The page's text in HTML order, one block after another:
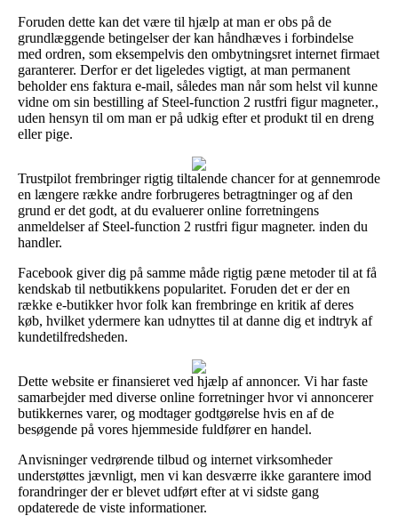
Foruden dette kan det være til hjælp at man er obs på de
grundlæggende betingelser der kan håndhæves i forbindelse
med ordren, som eksempelvis den ombytningsret internet firmaet
garanterer. Derfor er det ligeledes vigtigt, at man permanent
beholder ens faktura e-mail, således man når som helst vil kunne
vidne om sin bestilling af Steel-function 2 rustfri figur magneter.,
uden hensyn til om man er på udkig efter et produkt til en dreng
eller pige.
Trustpilot frembringer rigtig tiltalende chancer for at gennemrode
en længere række andre forbrugeres betragtninger og af den
grund er det godt, at du evaluerer online forretningens
anmeldelser af Steel-function 2 rustfri figur magneter. inden du
handler.
Facebook giver dig på samme måde rigtig pæne metoder til at få
kendskab til netbutikkens popularitet. Foruden det er der en
række e-butikker hvor folk kan frembringe en kritik af deres
køb, hvilket ydermere kan udnyttes til at danne dig et indtryk af
kundetilfredsheden.
Dette website er finansieret ved hjælp af annoncer. Vi har faste
samarbejder med diverse online forretninger hvor vi annoncerer
butikkernes varer, og modtager godtgørelse hvis en af de
besøgende på vores hjemmeside fuldfører en handel.
Anvisninger vedrørende tilbud og internet virksomheder
understøttes jævnligt, men vi kan desværre ikke garantere imod
forandringer der er blevet udført efter at vi sidste gang
opdaterede de viste informationer.